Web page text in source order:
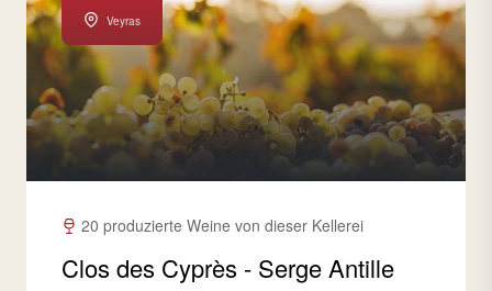
Veyras
20 produzierte Weine von dieser Kellerei
Clos des Cyprès - Serge Antille